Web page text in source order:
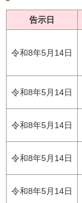
告示日
令和8年5月14日
令和8年5月14日
令和8年5月14日
令和8年5月14日
令和8年5月14日